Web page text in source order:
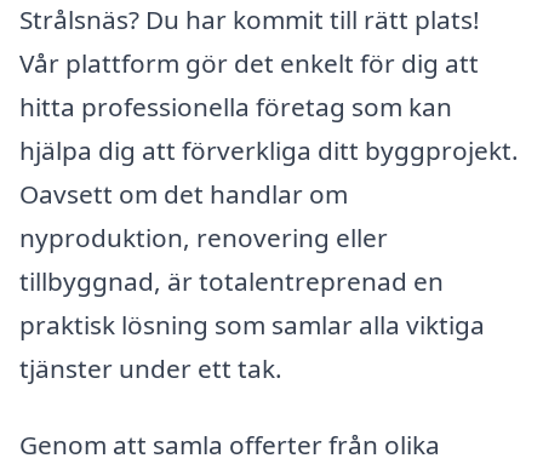
Strålsnäs? Du har kommit till rätt plats!
Vår plattform gör det enkelt för dig att
hitta professionella företag som kan
hjälpa dig att förverkliga ditt byggprojekt.
Oavsett om det handlar om
nyproduktion, renovering eller
tillbyggnad, är totalentreprenad en
praktisk lösning som samlar alla viktiga
tjänster under ett tak.
Genom att samla offerter från olika